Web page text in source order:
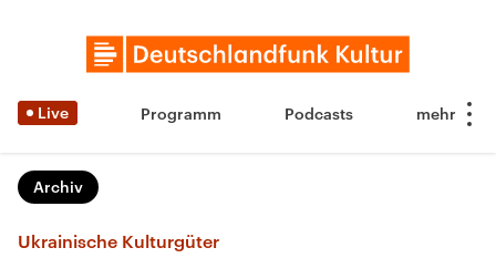
Live Programm Podcasts
Archiv
Ukrainische Kulturgüter